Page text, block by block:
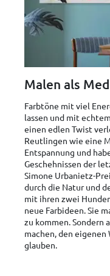
Malen als
Farbtöne mit viel
lassen und mit
einen edlen Twist
Reutlingen wie eine
Entspannung und
Geschehnissen der
Simone Urbanietz-
durch die Natur und
mit ihren zwei
neue Farbideen. Sie
zu kommen. Sondern
machen, den eigenen
glauben.